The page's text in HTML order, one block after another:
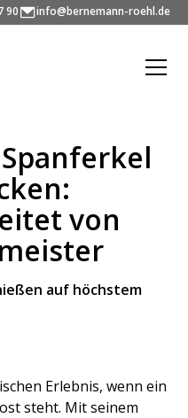
90 info@bernemann-roehl.de
von
auf höchstem
Erlebnis, wenn ein
steht. Mit seinem